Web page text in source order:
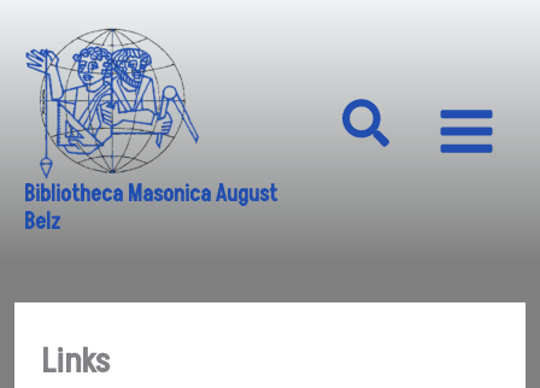
Inhalt
springen
Bibliotheca Masonica August
Belz
Main
Links